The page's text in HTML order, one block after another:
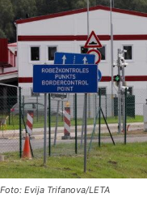
Foto: Evija Trifanova/LETA